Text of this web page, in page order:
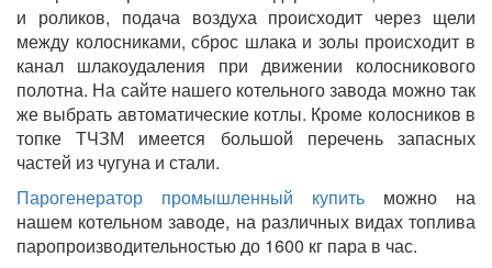
и роликов, подача воздуха происходит через щели
между колосниками, сброс шлака и золы происходит в
канал шлакоудаления при движении колосникового
полотна. На сайте нашего котельного завода можно так
же выбрать автоматические котлы. Кроме колосников в
топке ТЧЗМ имеется большой перечень запасных
частей из чугуна и стали.
Парогенератор промышленный купить можно на
нашем котельном заводе, на различных видах топлива
паропроизводительностью до 1600 кг пара в час.